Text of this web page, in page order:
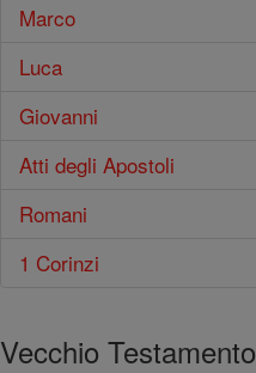
Marco
Luca
Giovanni
Atti degli Apostoli
Romani
1 Corinzi
Vecchio Testamento